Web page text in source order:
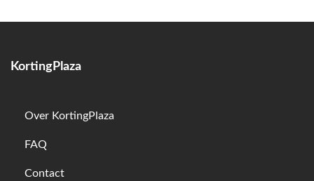
KortingPlaza
Over KortingPlaza
FAQ
Contact